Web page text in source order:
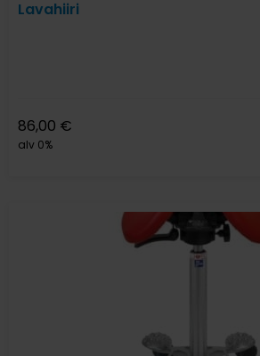
Lavahiiri
86,00 €
alv 0%